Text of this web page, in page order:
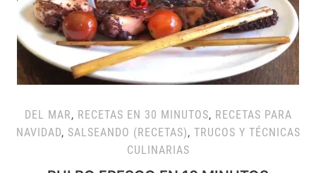
DEL MAR, RECETAS EN 30 MINUTOS, RECETAS PARA
NAVIDAD, SALSEANDO (RECETAS), TRUCOS Y TÉCNICAS
CULINARIAS